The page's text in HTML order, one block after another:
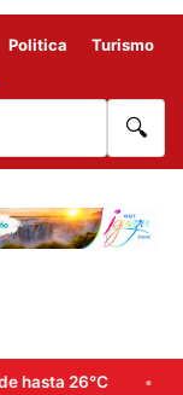
Politica
Turismo
🔍
26°C